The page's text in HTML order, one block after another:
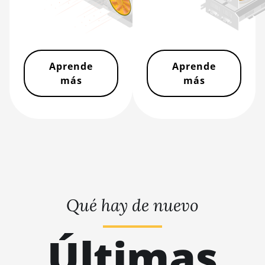
BITMAIN AntMiner S19
XP Hyd 3U (512Th)
BITMAIN AntMiner S19
XP+ Hyd (279Th)
BITMAIN AntMiner
S19j Pro (100Th)
S19j Pro++ (125Th)
BITMAIN AntMiner S21
(200Th)
BITMAIN AntMiner S21
Aprende
más
Aprende
más
Qué hay de nuevo